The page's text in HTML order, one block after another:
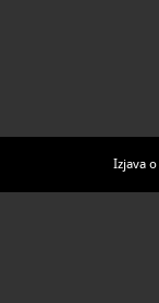
Izjava